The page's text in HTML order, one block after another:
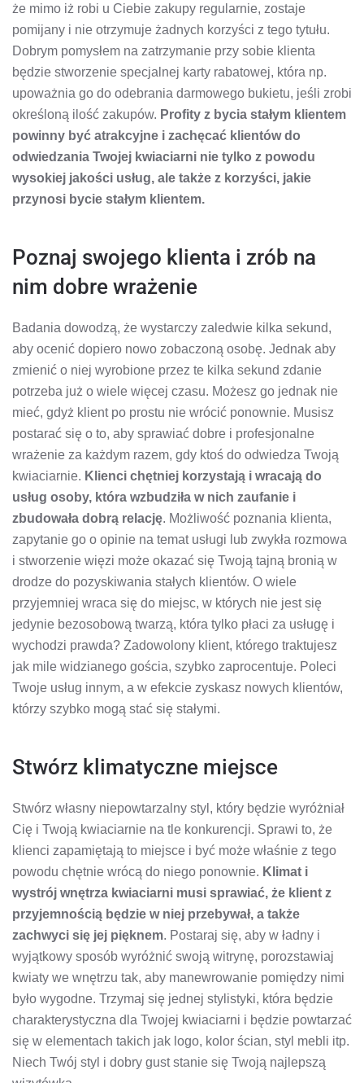
że mimo iż robi u Ciebie zakupy regularnie, zostaje
pomijany i nie otrzymuje żadnych korzyści z tego tytułu.
Dobrym pomysłem na zatrzymanie przy sobie klienta
będzie stworzenie specjalnej karty rabatowej, która np.
upoważnia go do odebrania darmowego bukietu, jeśli zrobi
określoną ilość zakupów. Profity z bycia stałym klientem
powinny być atrakcyjne i zachęcać klientów do
odwiedzania Twojej kwiaciarni nie tylko z powodu
wysokiej jakości usług, ale także z korzyści, jakie
przynosi bycie stałym klientem.
Poznaj swojego klienta i zrób na
nim dobre wrażenie
Badania dowodzą, że wystarczy zaledwie kilka sekund,
aby ocenić dopiero nowo zobaczoną osobę. Jednak aby
zmienić o niej wyrobione przez te kilka sekund zdanie
potrzeba już o wiele więcej czasu. Możesz go jednak nie
mieć, gdyż klient po prostu nie wrócić ponownie. Musisz
postarać się o to, aby sprawiać dobre i profesjonalne
wrażenie za każdym razem, gdy ktoś do odwiedza Twoją
kwiaciarnie. Klienci chętniej korzystają i wracają do
usług osoby, która wzbudziła w nich zaufanie i
zbudowała dobrą relację. Możliwość poznania klienta,
zapytanie go o opinie na temat usługi lub zwykła rozmowa
i stworzenie więzi może okazać się Twoją tajną bronią w
drodze do pozyskiwania stałych klientów. O wiele
przyjemniej wraca się do miejsc, w których nie jest się
jedynie bezosobową twarzą, która tylko płaci za usługę i
wychodzi prawda? Zadowolony klient, którego traktujesz
jak mile widzianego gościa, szybko zaprocentuje. Poleci
Twoje usług innym, a w efekcie zyskasz nowych klientów,
którzy szybko mogą stać się stałymi.
Stwórz klimatyczne miejsce
Stwórz własny niepowtarzalny styl, który będzie wyróżniał
Cię i Twoją kwiaciarnie na tle konkurencji. Sprawi to, że
klienci zapamiętają to miejsce i być może właśnie z tego
powodu chętnie wrócą do niego ponownie. Klimat i
wystrój wnętrza kwiaciarni musi sprawiać, że klient z
przyjemnością będzie w niej przebywał, a także
zachwyci się jej pięknem. Postaraj się, aby w ładny i
wyjątkowy sposób wyróżnić swoją witrynę, porozstawiaj
kwiaty we wnętrzu tak, aby manewrowanie pomiędzy nimi
było wygodne. Trzymaj się jednej stylistyki, która będzie
charakterystyczna dla Twojej kwiaciarni i będzie powtarzać
się w elementach takich jak logo, kolor ścian, styl mebli itp.
Niech Twój styl i dobry gust stanie się Twoją najlepszą